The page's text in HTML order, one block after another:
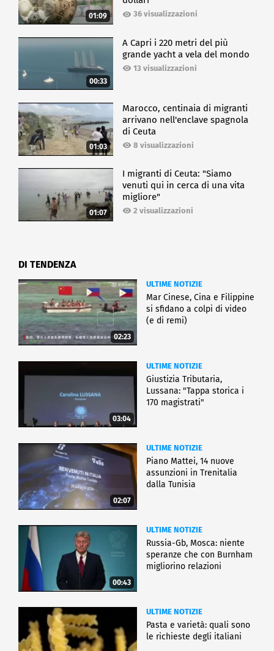
01:09 36 visualizzazioni
00:33
A Capri i 220 metri del più
grande yacht a vela del mondo
13 visualizzazioni
01:03
Marocco, centinaia di migranti
arrivano nell'enclave spagnola
di Ceuta
8 visualizzazioni
01:07
I migranti di Ceuta: "Siamo
venuti qui in cerca di una vita
migliore"
2 visualizzazioni
DI TENDENZA
02:23
ULTIME NOTIZIE
Mar Cinese, Cina e Filippine
si sfidano a colpi di video
(e di remi)
03:04
ULTIME NOTIZIE
Giustizia Tributaria,
Lussana: "Tappa storica i
170 magistrati"
02:07
ULTIME NOTIZIE
Piano Mattei, 14 nuove
assunzioni in Trenitalia
dalla Tunisia
00:43
ULTIME NOTIZIE
Russia-Gb, Mosca: niente
speranze che con Burnham
migliorino relazioni
ULTIME NOTIZIE
Pasta e varietà: quali sono
le richieste degli italiani